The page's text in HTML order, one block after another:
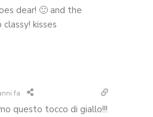
dear! 🙂 and the
kisses
fa
questo tocco di giallo!!!